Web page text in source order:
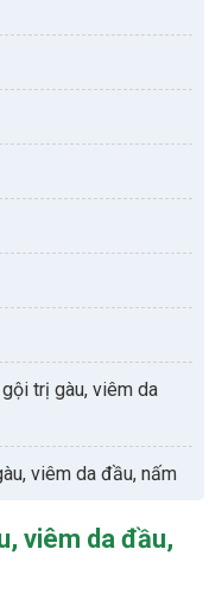
trị gàu, viêm da
viêm da đầu, nấm
viêm da đầu,